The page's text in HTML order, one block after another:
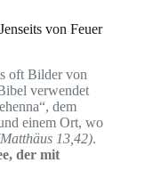
von Feuer
oft Bilder von
verwendet
dem
einem Ort, wo
13,42).
der mit